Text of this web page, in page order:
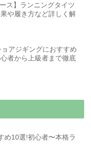
ス】ランニングタイツ
や履き方など詳しく解
ョアジギングにおすすめ
者から上級者まで徹底
め10選!初心者〜本格ラ